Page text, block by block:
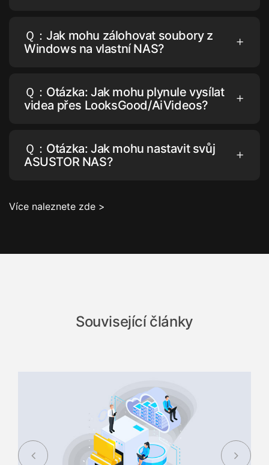
Ｑ：Jak mohu zálohovat soubory z
Windows na vlastní NAS?
Ｑ：Otázka: Jak mohu plynule vysílat
videa přes LooksGood/AiVideos?
Ｑ：Otázka: Jak mohu nastavit svůj
ASUSTOR NAS?
Více naleznete zde >
Související články